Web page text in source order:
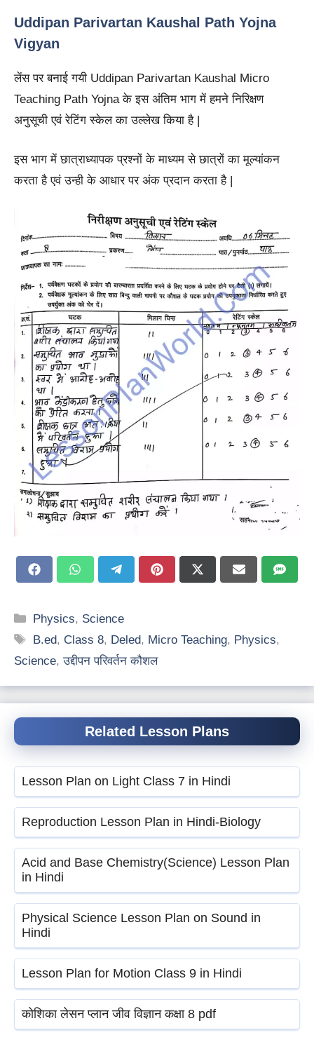
Uddipan Parivartan Kaushal Path Yojna
Vigyan
लेंस पर बनाई गयी Uddipan Parivartan Kaushal Micro
Teaching Path Yojna के इस अंतिम भाग में हमने निरिक्षण
अनुसूची एवं रेटिंग स्केल का उल्लेख किया है |
इस भाग में छात्राध्यापक प्रश्नों के माध्यम से छात्रों का मूल्यांकन
करता है एवं उन्ही के आधार पर अंक प्रदान करता है |
Share
on
Share
on
Share
on
Share
on
Share
on
Share
on
Share
on
Categories
Physics, Science
Tags
B.ed, Class 8, Deled, Micro Teaching, Physics,
Science,उद्दीपन परिवर्तन कौशल
Related Lesson Plans
Lesson Plan on Light Class 7 in Hindi
Reproduction Lesson Plan in Hindi-Biology
Acid and Base Chemistry(Science) Lesson Plan
in Hindi
Physical Science Lesson Plan on Sound in
Hindi
Lesson Plan for Motion Class 9 in Hindi
कोशिका लेसन प्लान जीव विज्ञान कक्षा 8 pdf